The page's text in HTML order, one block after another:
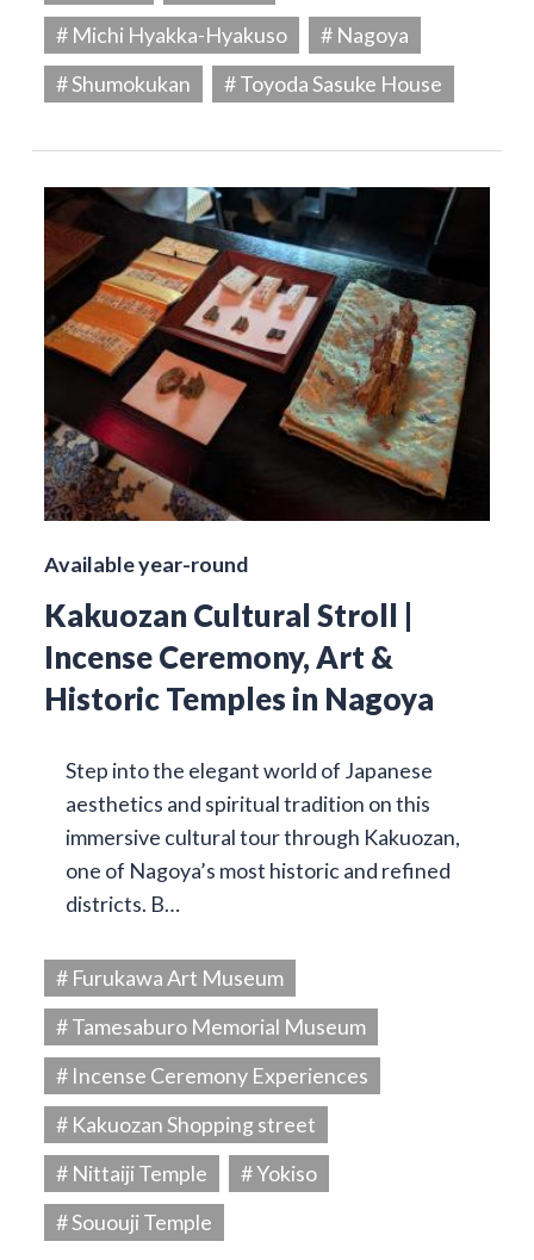
# Michi Hyakka-Hyakuso
# Nagoya
# Shumokukan
# Toyoda Sasuke House
Available year-round
Kakuozan Cultural Stroll |
Incense Ceremony, Art &
Historic Temples in Nagoya
Step into the elegant world of Japanese
aesthetics and spiritual tradition on this
immersive cultural tour through Kakuozan,
one of Nagoya’s most historic and refined
districts. B…
# Furukawa Art Museum
# Tamesaburo Memorial Museum
# Incense Ceremony Experiences
# Kakuozan Shopping street
# Nittaiji Temple
# Yokiso
# Sououji Temple